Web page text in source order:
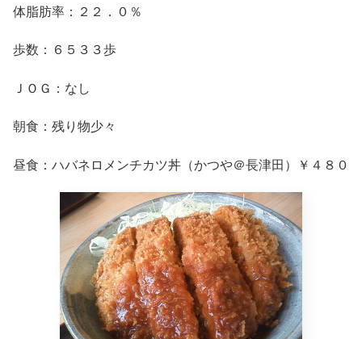
体脂肪率：２２．０％
歩数：６５３３歩
ＪＯＧ：なし
朝食：残り物少々
昼食：ハバネロメンチカツ丼（かつや＠長津田）￥４８０